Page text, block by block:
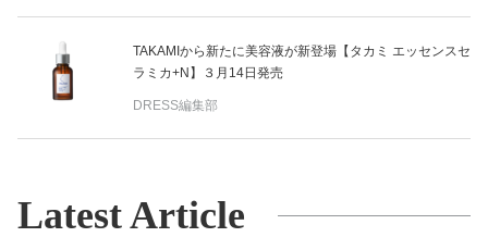
TAKAMIから新たに美容液が新登場【タカミ エッセンスセ
ラミカ+N】３月14日発売
DRESS編集部
Latest Article